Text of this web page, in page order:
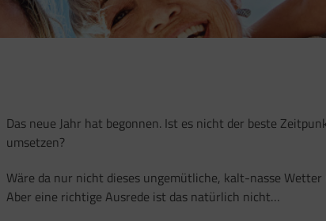
Das neue Jahr hat begonnen. Ist es nicht der beste
umsetzen?
Wäre da nur nicht dieses ungemütliche, kalt-nasse
Aber eine richtige Ausrede ist das natürlich nicht…